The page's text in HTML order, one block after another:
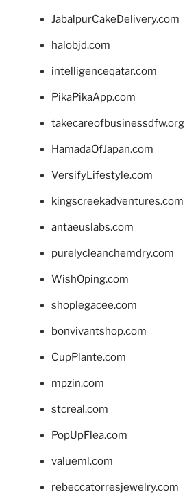
JabalpurCakeDelivery.com
halobjd.com
intelligenceqatar.com
PikaPikaApp.com
takecareofbusinessdfw.org
HamadaOfJapan.com
VersifyLifestyle.com
kingscreekadventures.com
antaeuslabs.com
purelycleanchemdry.com
WishOping.com
shoplegacee.com
bonvivantshop.com
CupPlante.com
mpzin.com
stcreal.com
PopUpFlea.com
valueml.com
rebeccatorresjewelry.com